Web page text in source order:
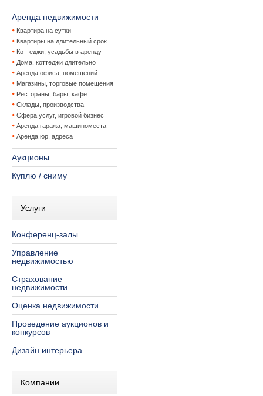
Аренда недвижимости
Квартира на сутки
Квартиры на длительный срок
Коттеджи, усадьбы в аренду
Дома, коттеджи длительно
Аренда офиса, помещений
Магазины, торговые помещения
Рестораны, бары, кафе
Склады, производства
Сфера услуг, игровой бизнес
Аренда гаража, машиноместа
Аренда юр. адреса
Аукционы
Куплю / сниму
Услуги
Конференц-залы
Управление
недвижимостью
Страхование
недвижимости
Оценка недвижимости
Проведение аукционов и
конкурсов
Дизайн интерьера
Компании